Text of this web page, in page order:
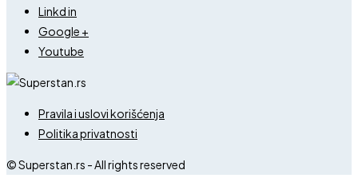
Linkd in
Google +
Youtube
Pravila i uslovi korišćenja
Politika privatnosti
© Superstan.rs - All rights reserved